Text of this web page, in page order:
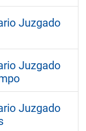
Juzgado
Juzgado
Juzgado